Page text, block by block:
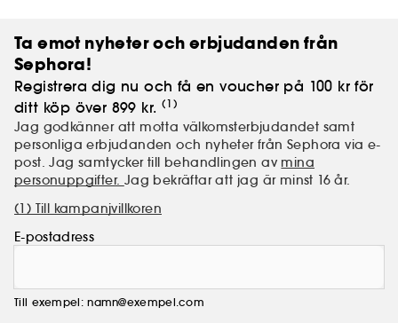
Ta emot nyheter och erbjudanden från
Sephora!
Registrera dig nu och få en voucher på 100 kr för
ditt köp över 899 kr. (1)
Jag godkänner att motta välkomsterbjudandet samt
personliga erbjudanden och nyheter från Sephora via e-
post. Jag samtycker till behandlingen av mina
personuppgifter. Jag bekräftar att jag är minst 16 år.
(1) Till kampanjvillkoren
E-postadress
Till exempel: namn@exempel.com